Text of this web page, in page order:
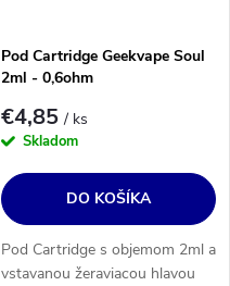
Pod Cartridge Geekvape Soul
2ml - 0,6ohm
€4,85/ ks
Skladom
DO KOŠÍKA
Pod Cartridge s objemom 2ml a
vstavanou žeraviacou hlavou